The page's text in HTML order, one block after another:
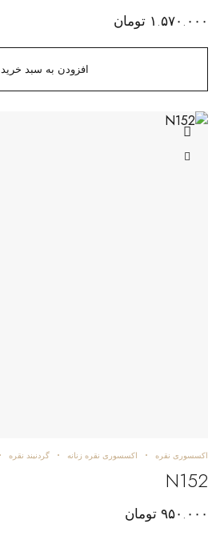
افزودن به سبد خرید
۱.۵۷۰.۰۰۰ تومان
اکسسوری نقره اکسسوری نقره زنانه گردنبند نقره
N152
۹۵۰.۰۰۰ تومان